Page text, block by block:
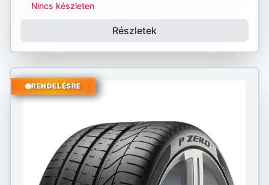
Nincs készleten
Részletek
RENDELÉSRE